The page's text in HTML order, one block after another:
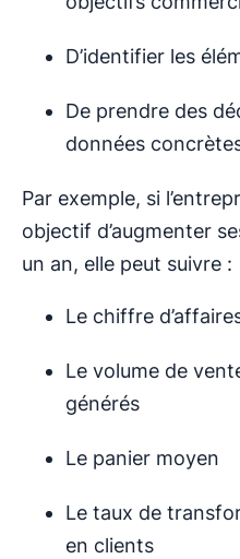
D’identifier les
De prendre des
données
Par exemple, si
objectif d’augmenter
un an, elle peut suivre :
Le chiffre
Le volume de
générés
Le panier moyen
Le taux de
en clients